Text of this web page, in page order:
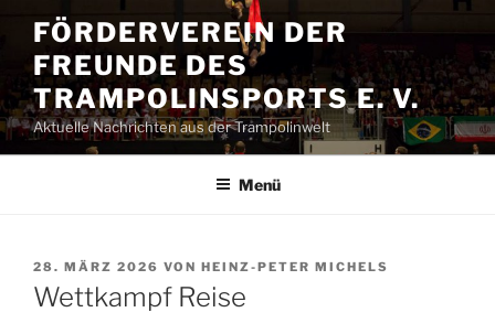
Inhalt
springen
FÖRDERVEREIN DER
FREUNDE DES
TRAMPOLINSPORTS E. V.
Aktuelle Nachrichten aus der Trampolinwelt
Menü
VERÖFFENTLICHT
AM
28. MÄRZ 2026 VON HEINZ-PETER MICHELS
Wettkampf Reise